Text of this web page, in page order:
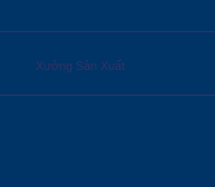
Xưởng Sản Xuất